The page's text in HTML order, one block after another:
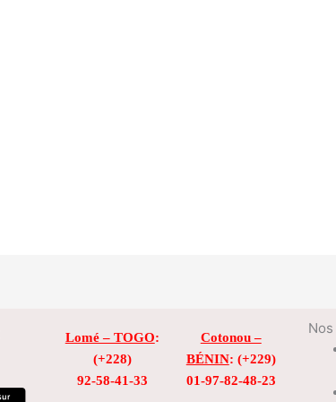
Lomé – TOGO:
(+228)
92-58-41-33
Cotonou –
BÉNIN: (+229)
01-97-82-48-23